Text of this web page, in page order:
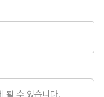
될 수 있습니다.